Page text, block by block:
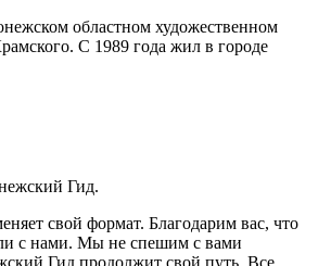
областном художественном
С 1989 года жил в городе
Гид.
свой формат. Благодарим вас, что
с нами. Мы не спешим с вами